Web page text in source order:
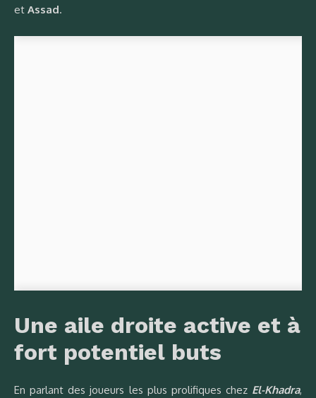
et Assad.
Une aile droite active et à
fort potentiel buts
En parlant des joueurs les plus prolifiques chez El-Khadra,